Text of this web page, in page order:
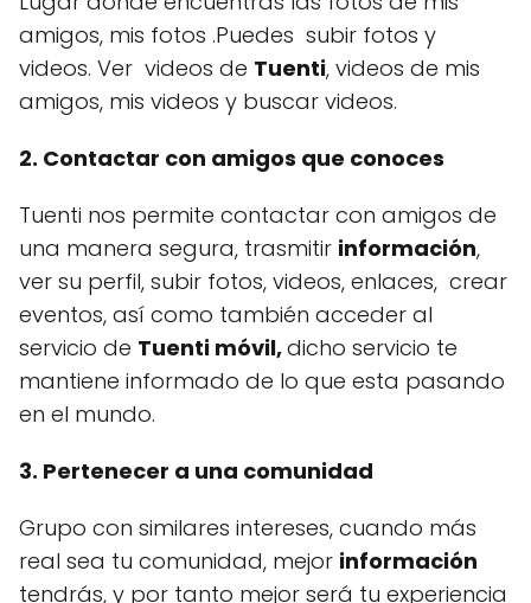
amigos, mis fotos .Puedes subir fotos y
videos. Ver videos de Tuenti, videos de mis
amigos, mis videos y buscar videos.
2. Contactar con amigos que conoces
Tuenti nos permite contactar con amigos de
una manera segura, trasmitir información,
ver su perfil, subir fotos, videos, enlaces, crear
eventos, así como también acceder al
servicio de Tuenti móvil,dicho servicio te
mantiene informado de lo que esta pasando
en el mundo.
3. Pertenecer a una comunidad
Grupo con similares intereses, cuando más
real sea tu comunidad, mejor información
tendrás, y por tanto mejor será tu experiencia